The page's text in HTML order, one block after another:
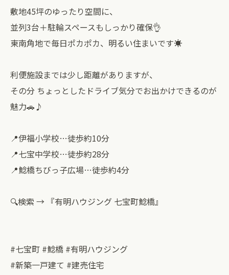
敷地45坪のゆったり空間に、
並列3台＋駐輪スペースもしっかり確保👌
東南角地で毎日ポカポカ、明るい住まいです☀️
利便施設までは少し距離がありますが、
その分 ちょっとしたドライブ気分でお出かけできるのが
魅力🚗♪
📍伊福小学校…徒歩約10分
📍七宝中学校…徒歩約28分
📍鯰橋ちびっ子広場…徒歩約4分
🔍検索 → 『有明ハウジング 七宝町鯰橋』⁡
#七宝町 #鯰橋 #有明ハウジング
#新築一戸建て #建売住宅